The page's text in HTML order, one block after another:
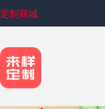
定制商城